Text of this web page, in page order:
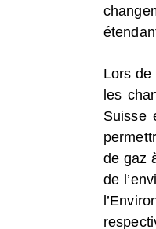
Lors de
les
Suisse
de gaz
de